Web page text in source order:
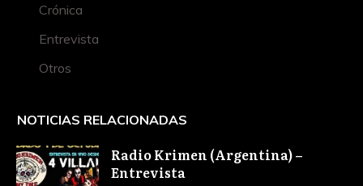
Crónica
Entrevista
Otros
NOTICIAS RELACIONADAS
Radio Krimen (Argentina) –
Entrevista